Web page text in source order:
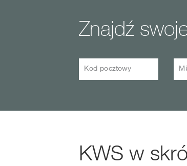
Znajdź
Kod pocztowy
KWS w